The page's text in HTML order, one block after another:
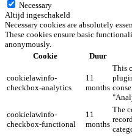
Necessary
Altijd ingeschakeld
Necessary cookies are absolutely
These cookies ensure basic
anonymously.
Cookie
Duur
cookielawinfo-
checkbox-analytics
11
months
This
cookielawinfo-
checkbox-functional
11
months
The